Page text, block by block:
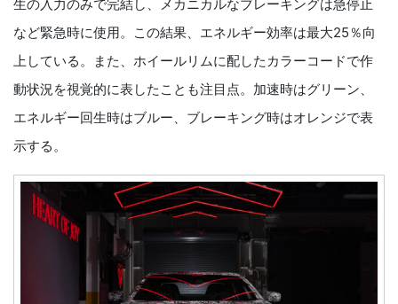
生の入力のみで完結し、メカニカルなブレーキングは急停止
など緊急時に使用。この結果、エネルギー効率は最大25％向
上している。また、ホイールリムに配したカラーコードで作
動状況を視覚的に表したことも注目点。加速時はグリーン、
エネルギー回生時はブルー、ブレーキング時はオレンジで表
示する。